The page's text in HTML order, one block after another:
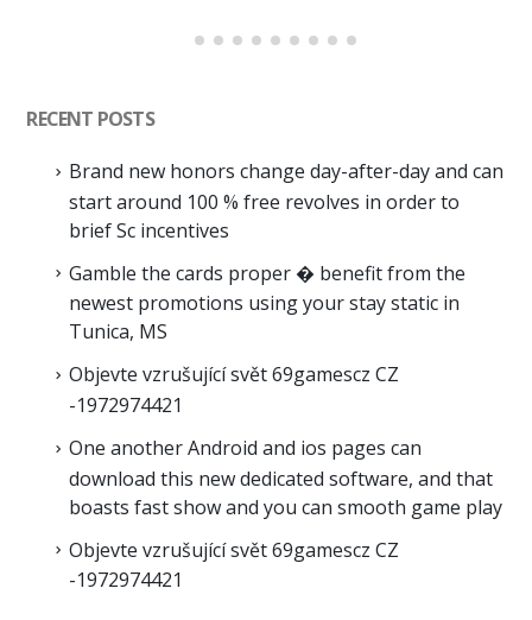
RECENT POSTS
Brand new honors change day-after-day and can
start around 100 % free revolves in order to
brief Sc incentives
Gamble the cards proper � benefit from the
newest promotions using your stay static in
Tunica, MS
Objevte vzrušující svět 69gamescz CZ
-1972974421
One another Android and ios pages can
download this new dedicated software, and that
boasts fast show and you can smooth game play
Objevte vzrušující svět 69gamescz CZ
-1972974421